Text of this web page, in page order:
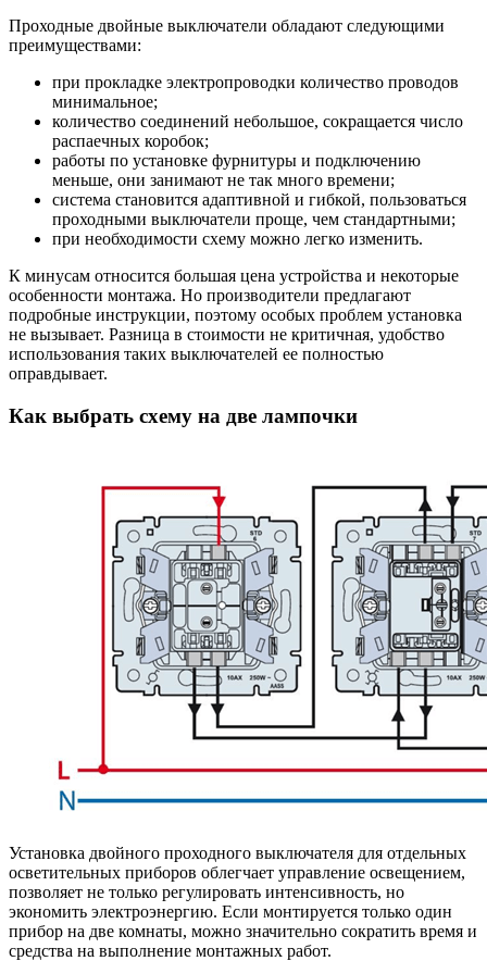
Проходные двойные выключатели обладают следующими
преимуществами:
при прокладке электропроводки количество проводов
минимальное;
количество соединений небольшое, сокращается число
распаечных коробок;
работы по установке фурнитуры и подключению
меньше, они занимают не так много времени;
система становится адаптивной и гибкой, пользоваться
проходными выключатели проще, чем стандартными;
при необходимости схему можно легко изменить.
К минусам относится большая цена устройства и некоторые
особенности монтажа. Но производители предлагают
подробные инструкции, поэтому особых проблем установка
не вызывает. Разница в стоимости не критичная, удобство
использования таких выключателей ее полностью
оправдывает.
Как выбрать схему на две лампочки
Установка двойного проходного выключателя для отдельных
осветительных приборов облегчает управление освещением,
позволяет не только регулировать интенсивность, но
экономить электроэнергию. Если монтируется только один
прибор на две комнаты, можно значительно сократить время и
средства на выполнение монтажных работ.